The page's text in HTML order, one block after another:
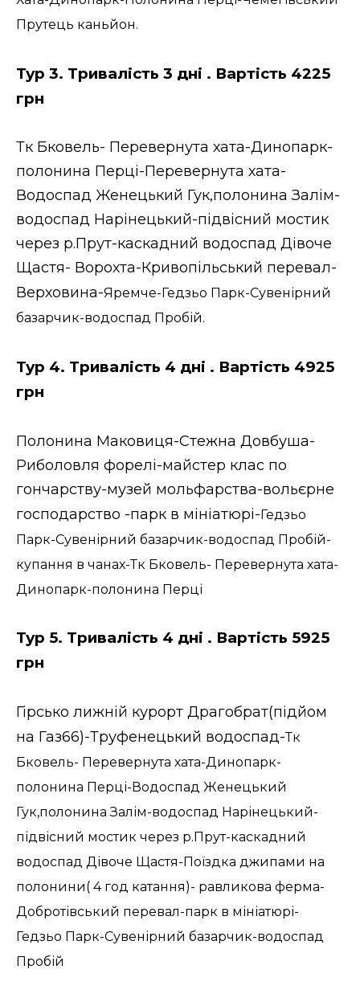
Прутець каньйон.
Тур 3. Тривалість 3 дні . Вартість 4225
грн
Тк Бковель- Перевернута хата-Динопарк-
полонина Перці-Перевернута хата-
Водоспад Женецький Гук,полонина Залім-
водоспад Нарінецький-підвісний мостик
через р.Прут-каскадний водоспад Дівоче
Щастя- Ворохта-Кривопільський перевал-
Верховина-Яремче-Гедзьо Парк-Сувенірний
базарчик-водоспад Пробій.
Тур 4. Тривалість 4 дні . Вартість 4925
грн
Полонина Маковиця-Стежна Довбуша-
Риболовля форелі-майстер клас по
гончарству-музей мольфарства-вольєрне
господарство -парк в мініатюрі-Гедзьо
Парк-Сувенірний базарчик-водоспад Пробій-
купання в чанах-Тк Бковель- Перевернута хата-
Динопарк-полонина Перці
Тур 5. Тривалість 4 дні . Вартість 5925
грн
Гірсько лижній курорт Драгобрат(підйом
на Газ66)-Труфенецький водоспад-Тк
Бковель- Перевернута хата-Динопарк-
полонина Перці-Водоспад Женецький
Гук,полонина Залім-водоспад Нарінецький-
підвісний мостик через р.Прут-каскадний
водоспад Дівоче Щастя-Поїздка джипами на
полонини( 4 год катання)- равликова ферма-
Добротівський перевал-парк в мініатюрі-
Гедзьо Парк-Сувенірний базарчик-водоспад
Пробій